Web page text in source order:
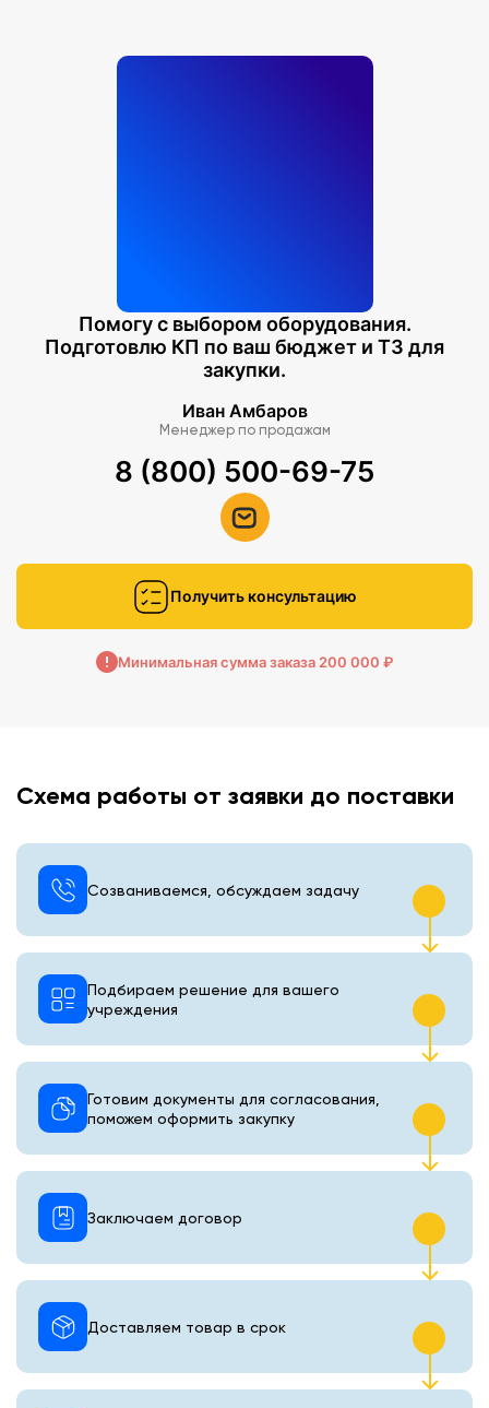
Помогу с выбором оборудования.
Подготовлю КП по ваш бюджет и ТЗ для
закупки.
Иван Амбаров
Менеджер по продажам
8 (800) 500-69-75
Получить консультацию
Минимальная сумма заказа 200 000 ₽
Схема работы от заявки до поставки
Созваниваемся, обсуждаем задачу
Подбираем решение для вашего
учреждения
Готовим документы для согласования,
поможем оформить закупку
Доставляем товар в срок
Заключаем договор